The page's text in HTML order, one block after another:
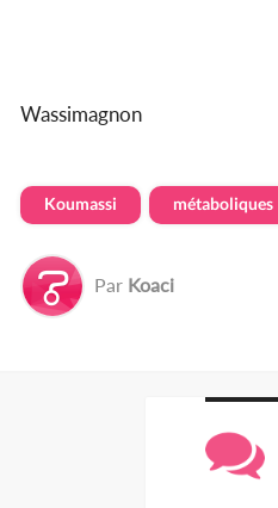
Wassimagnon
Koumassi métaboliques
Par Koaci